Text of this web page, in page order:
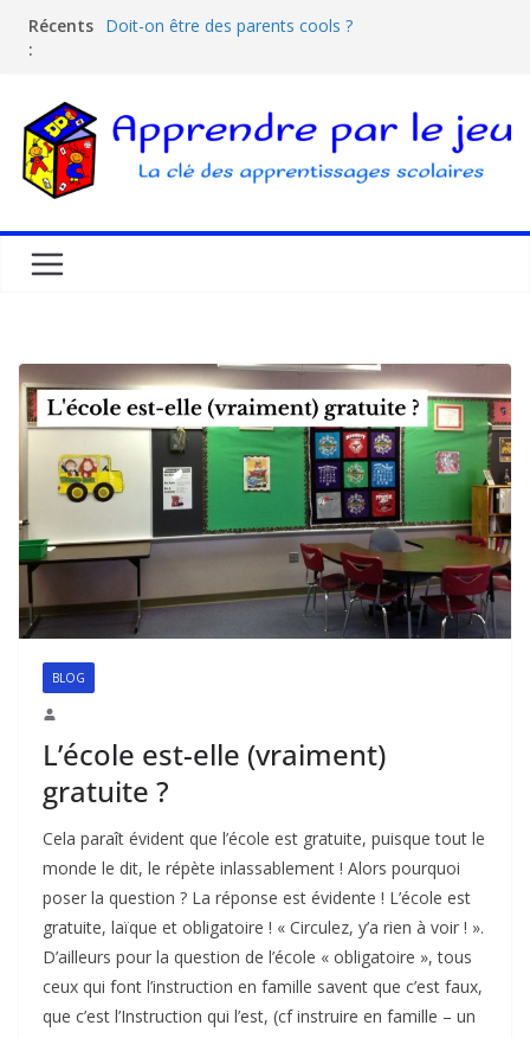
Récents
:
Doit-on être des parents cools ?
La pédagogie Montessori est-elle ludique ?
Comprendre la courbe de l’oubli
BLOG
L’école est-elle (vraiment)
gratuite ?
Cela paraît évident que l’école est gratuite, puisque tout le
monde le dit, le répète inlassablement ! Alors pourquoi
poser la question ? La réponse est évidente ! L’école est
gratuite, laïque et obligatoire ! « Circulez, y’a rien à voir ! ».
D’ailleurs pour la question de l’école « obligatoire », tous
ceux qui font l’instruction en famille savent que c’est faux,
que c’est l’Instruction qui l’est, (cf instruire en famille – un